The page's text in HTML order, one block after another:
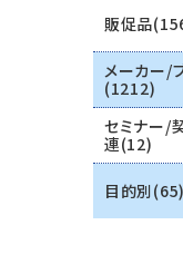
販促品
メーカー/
(1212)
セミナー/
連(12)
目的別(65)